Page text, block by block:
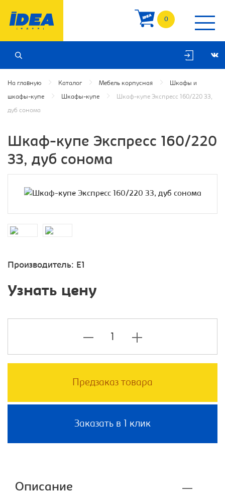
0
На главную Каталог Мебель корпусная Шкафы и
шкафы-купе Шкафы-купе Шкаф-купе Экспресс 160/220 ЗЗ,
дуб сонома
Шкаф-купе Экспресс 160/220
ЗЗ, дуб сонома
Производитель: E1
Узнать цену
Предзаказ товара
Заказать в 1 клик
Описание